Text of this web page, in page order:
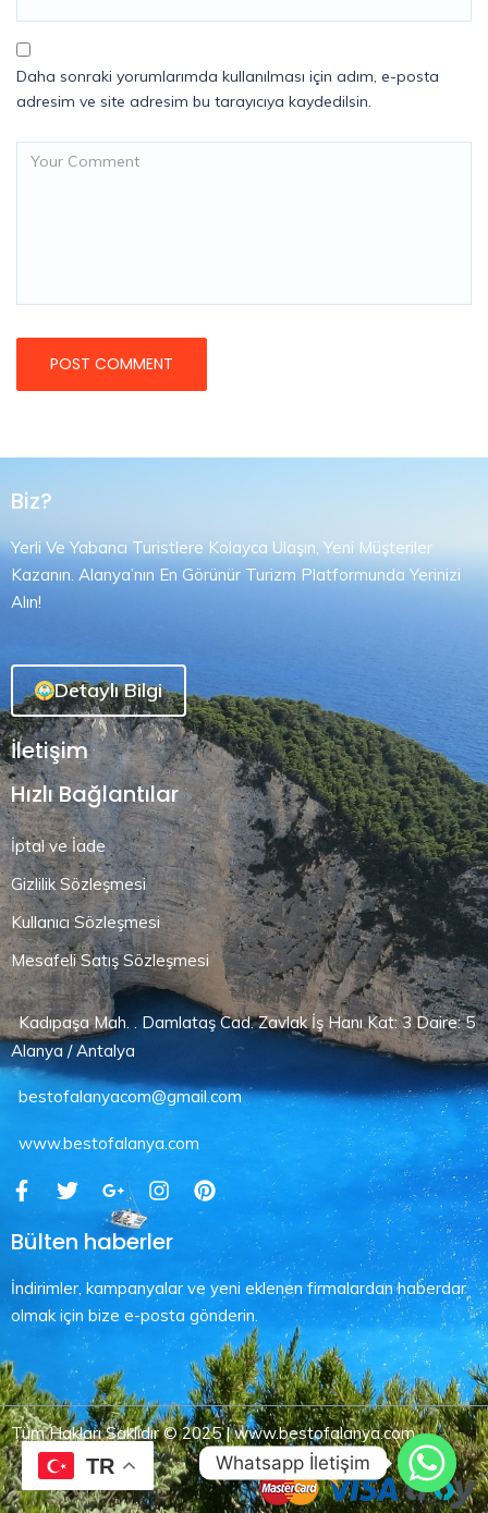
Daha sonraki yorumlarımda kullanılması için adım, e-posta
adresim ve site adresim bu tarayıcıya kaydedilsin.
Biz?
Yerli Ve Yabancı Turistlere Kolayca Ulaşın, Yeni Müşteriler
Kazanın. Alanya’nın En Görünür Turizm Platformunda Yerinizi
Alın!
Detaylı Bilgi
İletişim
Hızlı Bağlantılar
İptal ve İade
Gizlilik Sözleşmesi
Kullanıcı Sözleşmesi
Mesafeli Satış Sözleşmesi
Kadıpaşa Mah. . Damlataş Cad. Zavlak İş Hanı Kat: 3 Daire: 5
Alanya / Antalya
bestofalanyacom@gmail.com
www.bestofalanya.com
Bülten haberler
İndirimler, kampanyalar ve yeni eklenen firmalardan haberdar
olmak için bize e-posta gönderin.
Tüm Hakları Saklıdır © 2025 | www.bestofalanya.com
TR Whatsapp İletişim